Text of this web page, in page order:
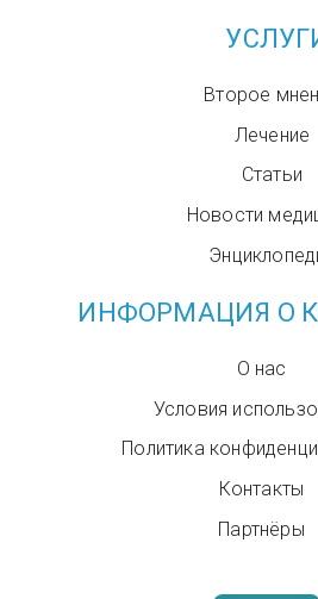
Второе
Лечение
Статьи
Новости
ИНФОРМАЦИЯ О
О нас
Условия
Политика
Контакты
Партнёры